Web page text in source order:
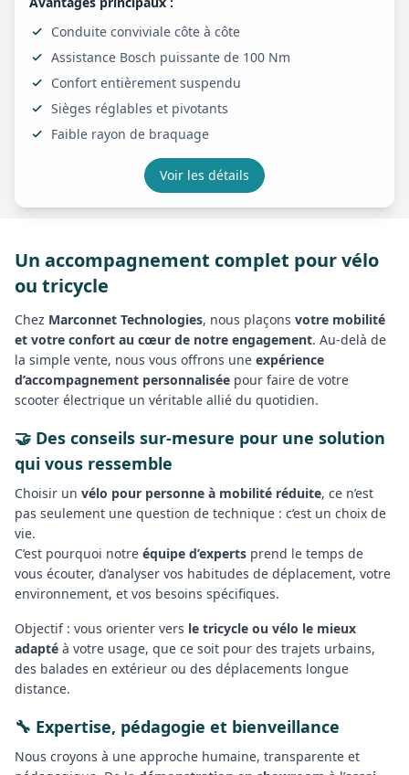
Conduite conviviale côte à côte
Assistance Bosch puissante de 100 Nm
Confort entièrement suspendu
Sièges réglables et pivotants
Faible rayon de braquage
Voir les détails
Un accompagnement complet pour vélo
ou tricycle
Chez Marconnet Technologies, nous plaçons votre mobilité
et votre confort au cœur de notre engagement. Au-delà de
la simple vente, nous vous offrons une expérience
d’accompagnement personnalisée pour faire de votre
scooter électrique un véritable allié du quotidien.
🤝 Des conseils sur-mesure pour une solution
qui vous ressemble
Choisir un vélo pour personne à mobilité réduite, ce n’est
pas seulement une question de technique : c’est un choix de
vie.
C’est pourquoi notre équipe d’experts prend le temps de
vous écouter, d’analyser vos habitudes de déplacement, votre
environnement, et vos besoins spécifiques.
Objectif : vous orienter vers le tricycle ou vélo le mieux
adapté à votre usage, que ce soit pour des trajets urbains,
des balades en extérieur ou des déplacements longue
distance.
🔧 Expertise, pédagogie et bienveillance
Nous croyons à une approche humaine, transparente et